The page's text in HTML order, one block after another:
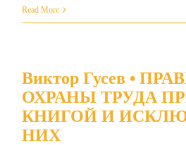
Read More
Виктор Гусев •
ОХРАНЫ ТРУДА
КНИГОЙ И
НИХ